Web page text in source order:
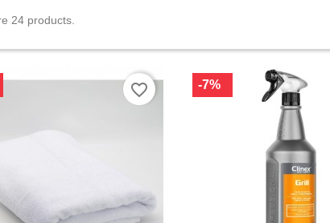
24 products.
favorite_border -7%